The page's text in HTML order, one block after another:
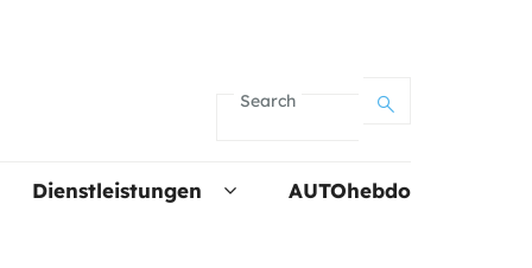
Search
Dienstleistungen AUTOhebdo